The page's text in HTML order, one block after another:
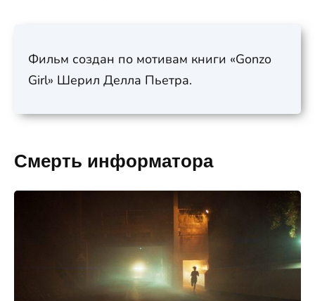
Фильм создан по мотивам книги «Gonzo
Girl» Шерил Делла Пьетра.
Смерть информатора